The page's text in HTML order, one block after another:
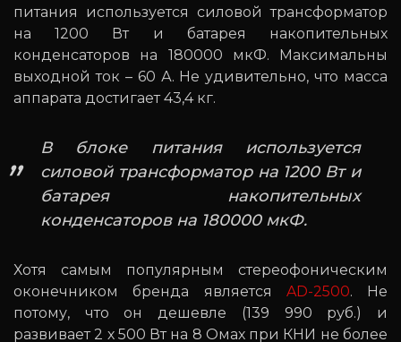
питания используется силовой трансформатор
на 1200 Вт и батарея накопительных
конденсаторов на 180000 мкФ. Максимальны
выходной ток – 60 А. Не удивительно, что масса
аппарата достигает 43,4 кг.
В блоке питания используется
силовой трансформатор на 1200 Вт и
батарея накопительных
конденсаторов на 180000 мкФ.
Хотя самым популярным стереофоническим
оконечником бренда является AD-2500. Не
потому, что он дешевле (139 990 руб.) и
развивает 2 х 500 Вт на 8 Омах при КНИ не более